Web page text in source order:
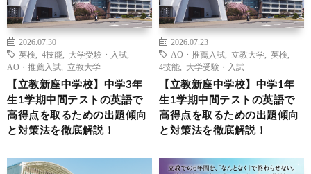
2026.07.30
英検
4技能 大学受験・入試
AO・推薦入試
立教大学
【立教新座中学校】中学3年
生1学期中間テストの英語で
高得点を取るための出題傾向
と対策法を徹底解説！
2026.07.23
AO・推薦入試
立教大学 英検
4技能
大学受験・入試
【立教新座中学校】中学1年
生1学期中間テストの英語で
高得点を取るための出題傾向
と対策法を徹底解説！